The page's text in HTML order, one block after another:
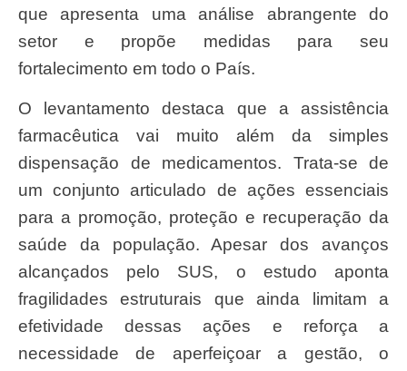
que apresenta uma análise abrangente do
setor e propõe medidas para seu
fortalecimento em todo o País.
O levantamento destaca que a assistência
farmacêutica vai muito além da simples
dispensação de medicamentos. Trata-se de
um conjunto articulado de ações essenciais
para a promoção, proteção e recuperação da
saúde da população. Apesar dos avanços
alcançados pelo SUS, o estudo aponta
fragilidades estruturais que ainda limitam a
efetividade dessas ações e reforça a
necessidade de aperfeiçoar a gestão, o